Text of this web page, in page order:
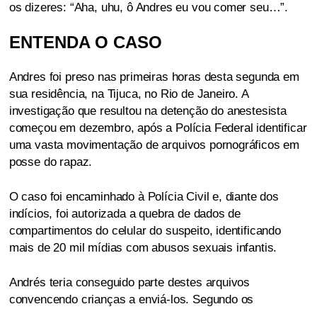
os dizeres: “Aha, uhu, ô Andres eu vou comer seu…”.
ENTENDA O CASO
Andres foi preso nas primeiras horas desta segunda em
sua residência, na Tijuca, no Rio de Janeiro. A
investigação que resultou na detenção do anestesista
começou em dezembro, após a Polícia Federal identificar
uma vasta movimentação de arquivos pornográficos em
posse do rapaz.
O caso foi encaminhado à Polícia Civil e, diante dos
indícios, foi autorizada a quebra de dados de
compartimentos do celular do suspeito, identificando
mais de 20 mil mídias com abusos sexuais infantis.
Andrés teria conseguido parte destes arquivos
convencendo crianças a enviá-los. Segundo os